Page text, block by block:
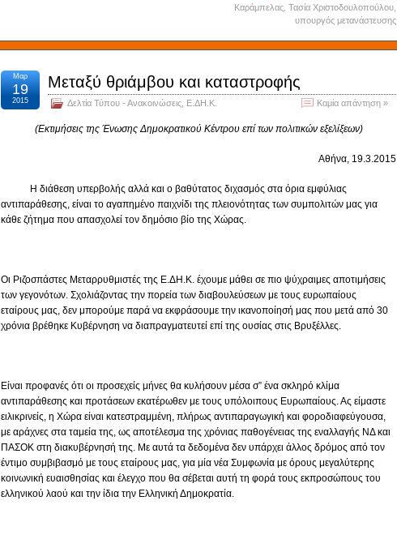
Καράμπελας Τασία Χριστοδουλοπούλου
υπουργός μετανάστευσης
Μεταξύ θριάμβου και καταστροφής
Δελτία Τύπου - Ανακοινώσεις Ε.ΔΗ.Κ. Καμία απάντηση »
Μαρ
19
2015
(Εκτιμήσεις της Ένωσης Δημοκρατικού Κέντρου επί των πολιτικών εξελίξεων)
Αθήνα, 19.3.2015
Η διάθεση υπερβολής αλλά και ο βαθύτατος διχασμός στα όρια εμφύλιας
αντιπαράθεσης, είναι το αγαπημένο παιχνίδι της πλειονότητας των συμπολιτών μας για
κάθε ζήτημα που απασχολεί τον δημόσιο βίο της Χώρας.
Οι Ριζοσπάστες Μεταρρυθμιστές της Ε.ΔΗ.Κ. έχουμε μάθει σε πιο ψύχραιμες αποτιμήσεις
των γεγονότων. Σχολιάζοντας την πορεία των διαβουλεύσεων με τους ευρωπαίους
εταίρους μας, δεν μπορούμε παρά να εκφράσουμε την ικανοποίησή μας που μετά από 30
χρόνια βρέθηκε Κυβέρνηση να διαπραγματευτεί επί της ουσίας στις Βρυξέλλες.
Είναι προφανές ότι οι προσεχείς μήνες θα κυλήσουν μέσα σ” ένα σκληρό κλίμα
αντιπαράθεσης και προτάσεων εκατέρωθεν με τους υπόλοιπους Ευρωπαίους. Ας είμαστε
ειλικρινείς, η Χώρα είναι κατεστραμμένη, πλήρως αντιπαραγωγική και φοροδιαφεύγουσα,
με αράχνες στα ταμεία της, ως αποτέλεσμα της χρόνιας παθογένειας της εναλλαγής ΝΔ και
ΠΑΣΟΚ στη διακυβέρνησή της. Με αυτά τα δεδομένα δεν υπάρχει άλλος δρόμος από τον
έντιμο συμβιβασμό με τους εταίρους μας, για μία νέα Συμφωνία με όρους μεγαλύτερης
κοινωνική ευαισθησίας και έλεγχο που θα σέβεται αυτή τη φορά τους εκπροσώπους του
ελληνικού λαού και την ίδια την Ελληνική Δημοκρατία.